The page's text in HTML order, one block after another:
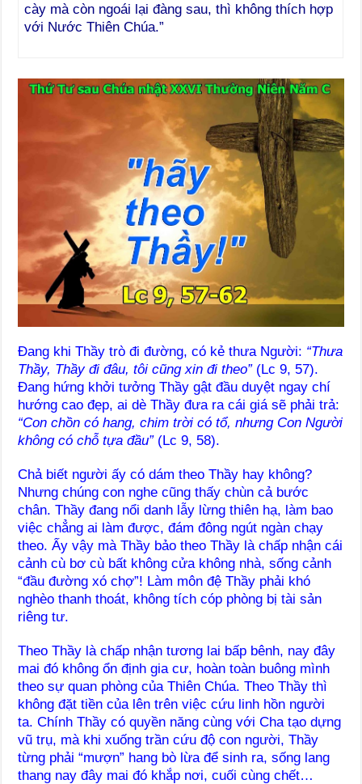
cày mà còn ngoái lại đàng sau, thì không thích hợp
với Nước Thiên Chúa.”
Đang khi Thầy trò đi đường, có kẻ thưa Người: “Thưa
Thầy, Thầy đi đâu, tôi cũng xin đi theo” (Lc 9, 57).
Đang hứng khởi tưởng Thầy gật đầu duyệt ngay chí
hướng cao đẹp, ai dè Thầy đưa ra cái giá sẽ phải trả:
“Con chồn có hang, chim trời có tổ, nhưng Con Người
không có chỗ tựa đầu”(Lc 9, 58).
Chả biết người ấy có dám theo Thầy hay không?
Nhưng chúng con nghe cũng thấy chùn cả bước
chân. Thầy đang nổi danh lẫy lừng thiên hạ, làm bao
việc chẳng ai làm được, đám đông ngút ngàn chạy
theo. Ấy vậy mà Thầy bảo theo Thầy là chấp nhận cái
cảnh cù bơ cù bất không cửa không nhà, sống cảnh
“đầu đường xó chợ”! Làm môn đệ Thầy phải khó
nghèo thanh thoát, không tích cóp phòng bị tài sản
riêng tư.
Theo Thầy là chấp nhận tương lai bấp bênh, nay đây
mai đó không ổn định gia cư, hoàn toàn buông mình
theo sự quan phòng của Thiên Chúa. Theo Thầy thì
không đặt tiền của lên trên việc cứu linh hồn người
ta. Chính Thầy có quyền năng cùng với Cha tạo dựng
vũ trụ, mà khi xuống trần cứu độ con người, Thầy
từng phải “mượn” hang bò lừa để sinh ra, sống lang
thang nay đây mai đó khắp nơi, cuối cùng chết…